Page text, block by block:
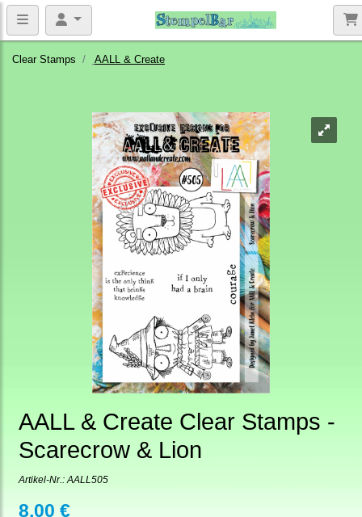
Clear Stamps AALL & Create
AALL & Create Clear Stamps -
Scarecrow & Lion
Artikel-Nr.: AALL505
8,00 €